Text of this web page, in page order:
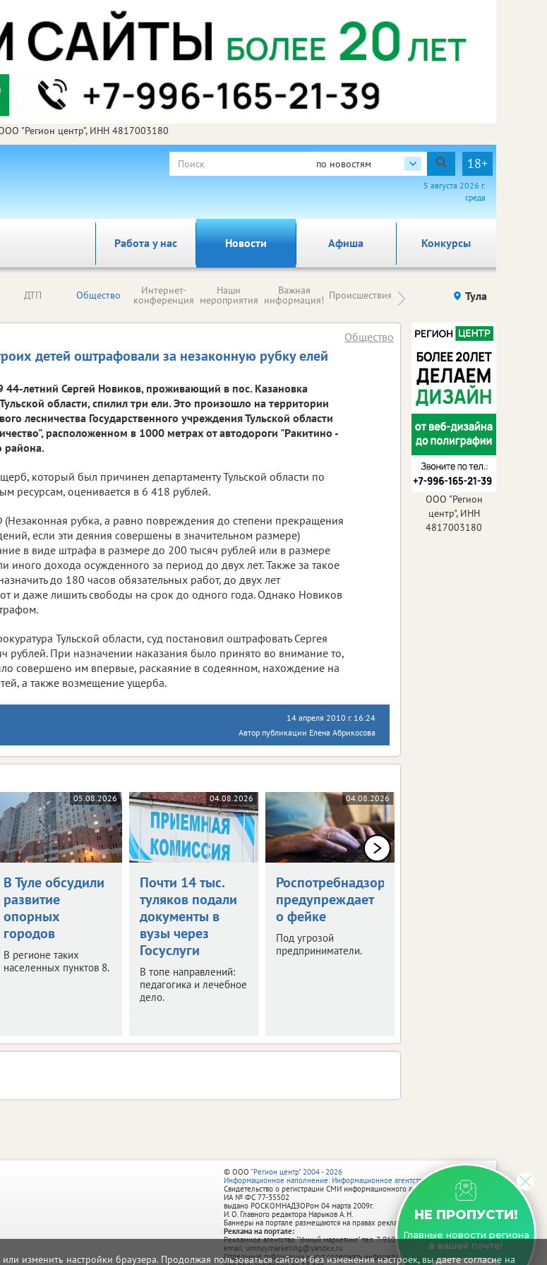
изменить настройки браузера. Продолжая пользоваться сайтом без изменения настроек, вы даете согласие на
"Регион центр", ИНН 4817003180
по новостям 18+
5 августа 2026 г.
среда
Работа у нас Новости Афиша Конкурсы
ДТП Общество Интернет-
конференция
Наши
мероприятия
Важная
информация! Происшествия Здоровье компаний (на
Тула
детей оштрафовали за незаконную рубку елей
Общество
44-летний Сергей Новиков, проживающий в пос. Казановка
области, спилил три ели. Это произошло на территории
лесничества Государственного учреждения Тульской области
расположенном в 1000 метрах от автодороги "Ракитино -
района.
который был причинен департаменту Тульской области по
ресурсам, оценивается в 6 418 рублей.
(Незаконная рубка, а равно повреждения до степени прекращения
если эти деяния совершены в значительном размере)
в виде штрафа в размере до 200 тысяч рублей или в размере
иного дохода осужденного за период до двух лет. Также за такое
до 180 часов обязательных работ, до двух лет
и даже лишить свободы на срок до одного года. Однако Новиков
Тульской области, суд постановил оштрафовать Сергея
рублей. При назначении наказания было принято во внимание то,
совершено им впервые, раскаяние в содеянном, нахождение на
а также возмещение ущерба.
14 апреля 2010 г. 16:24
Автор публикации Елена Абрикосова
05.08.2026
В Туле обсудили
развитие
опорных
городов
В регионе таких
населенных пунктов 8.
04.08.2026
Почти 14 тыс.
туляков подали
документы в
вузы через
Госуслуги
В топе направлений:
педагогика и лечебное
дело.
04.08.2026
Роспотребнадзор
предупреждает
о фейке
Под угрозой
предприниматели.
ООО "Регион
центр", ИНН
4817003180
НЕ ПРОПУСТИ!
Главные новости региона
в вашей почте!
© ООО "Регион центр" 2004 - 2026
Информационное наполнение: Информационное агентство vRossii.ru
Свидетельство о регистрации СМИ информационного агентства vRossii.ru
ИА № ФС 77‑35502
выдано РОСКОМНАДЗОРом 04 марта 2009г.
И. О. Главного редактора Нарыков А. Н.
Баннеры на портале размещаются на правах рекламы.
Реклама на портале:
Рекламное агентство "Умный маркетинг" тел. 7-910-267-70-40,
email: umnyy.marketing@yandex.ru
Отдельные публикации могут содержать информацию, не предназначенную